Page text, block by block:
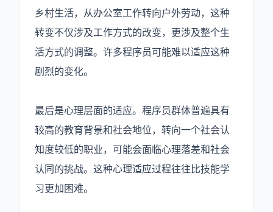
乡村生活，从办公室工作转向户外劳动，这种
转变不仅涉及工作方式的改变，更涉及整个生
活方式的调整。许多程序员可能难以适应这种
剧烈的变化。
最后是心理层面的适应。程序员群体普遍具有
较高的教育背景和社会地位，转向一个社会认
知度较低的职业，可能会面临心理落差和社会
认同的挑战。这种心理适应过程往往比技能学
习更加困难。